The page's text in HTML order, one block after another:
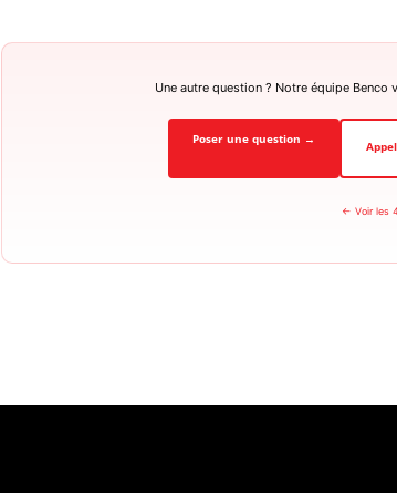
Une autre question ? Notre équipe
Poser une question →
← Voir les